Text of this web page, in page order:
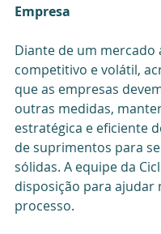
Empresa
Diante de um mercado
competitivo e volátil,
que as empresas
outras medidas,
estratégica e eficiente
de suprimentos para
sólidas. A equipe da
disposição para ajudar
processo.